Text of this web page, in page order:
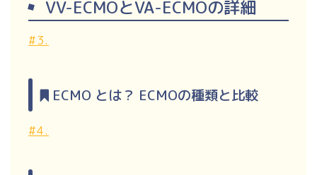
VV-ECMOとVA-ECMOの詳細
#3.
ECMO とは？ ECMOの種類と比較
#4.